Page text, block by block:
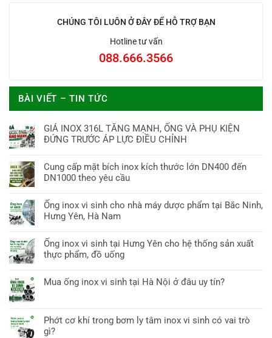
CHÚNG TÔI LUÔN Ở ĐÂY ĐỂ HỖ TRỢ BẠN
Hotline tư vấn
088.666.3566
BÀI VIẾT – TIN TỨC
GIÁ INOX 316L TĂNG MẠNH, ỐNG VÀ PHỤ KIỆN
ĐỨNG TRƯỚC ÁP LỰC ĐIỀU CHỈNH
Cung cấp mặt bích inox kích thước lớn DN400 đến
DN1000 theo yêu cầu
Ống inox vi sinh cho nhà máy dược phẩm tại Bắc Ninh,
Hưng Yên, Hà Nam
Ống inox vi sinh tại Hưng Yên cho hệ thống sản xuất
thực phẩm, đồ uống
Mua ống inox vi sinh tại Hà Nội ở đâu uy tín?
Phớt cơ khí trong bơm ly tâm inox vi sinh có vai trò
gì?